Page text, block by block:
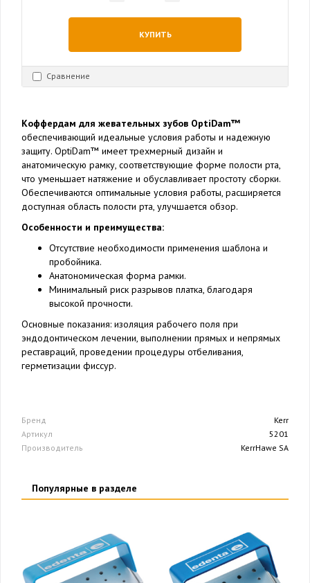
КУПИТЬ
Сравнение
Коффердам для жевательных зубов OptiDam™
обеспечивающий идеальные условия работы и надежную
защиту. OptiDam™ имеет трехмерный дизайн и
анатомическую рамку, соответствующие форме полости рта,
что уменьшает натяжение и обуславливает простоту сборки.
Обеспечиваются оптимальные условия работы, расширяется
доступная область полости рта, улучшается обзор.
Особенности и преимущества:
Отсутствие необходимости применения шаблона и
пробойника.
Анатономическая форма рамки.
Минимальный риск разрывов платка, благодаря
высокой прочности.
Основные показания: изоляция рабочего поля при
эндодонтическом лечении, выполнении прямых и непрямых
реставраций, проведении процедуры отбеливания,
герметизации фиссур.
Бренд
Kerr
Артикул
5201
Производитель
KerrHawe SA
Популярные в разделе